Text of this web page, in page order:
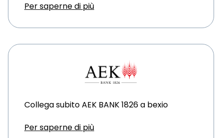
Per saperne di più
Collega subito AEK BANK 1826 a bexio
Per saperne di più